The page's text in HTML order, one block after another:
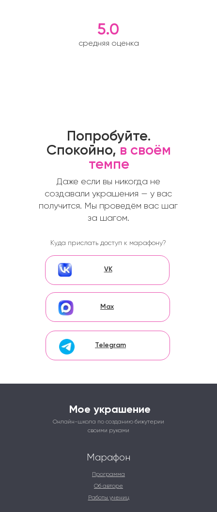
средняя оценка
5.0
Даже если вы никогда не
создавали украшения — у вас
получится. Мы проведём вас шаг
за шагом.
Попробуйте.
Спокойно, в своём
темпе
VK
Куда прислать доступ к марафону?
Max
Telegram
Марафон
Программа
Об авторе
Работы учениц
Мое украшение
Онлайн-школа по созданию бижутерии
своими руками